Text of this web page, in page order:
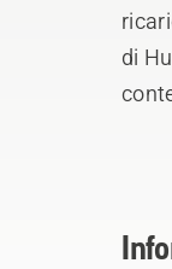
di